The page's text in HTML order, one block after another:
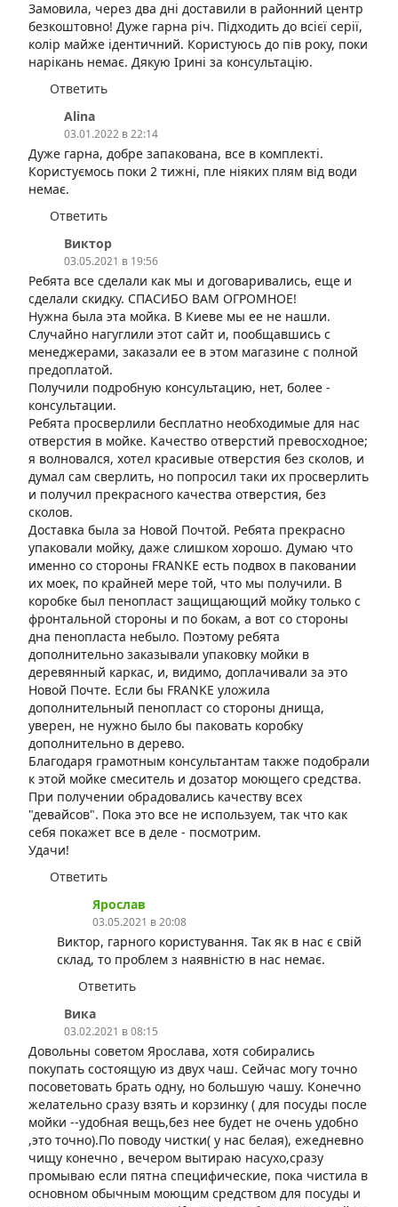
Замовила, через два дні доставили в районний центр
безкоштовно! Дуже гарна річ. Підходить до всієї серії,
колір майже ідентичний. Користуюсь до пів року, поки
нарікань немає. Дякую Ірині за консультацію.
Ответить
Alina
03.01.2022 в 22:14
Дуже гарна, добре запакована, все в комплекті.
Користуємось поки 2 тижні, пле ніяких плям від води
немає.
Ответить
Виктор
03.05.2021 в 19:56
Ребята все сделали как мы и договаривались, еще и
сделали скидку. СПАСИБО ВАМ ОГРОМНОЕ!
Нужна была эта мойка. В Киеве мы ее не нашли.
Случайно нагуглили этот сайт и, пообщавшись с
менеджерами, заказали ее в этом магазине с полной
предоплатой.
Получили подробную консультацию, нет, более -
консультации.
Ребята просверлили бесплатно необходимые для нас
отверстия в мойке. Качество отверстий превосходное;
я волновался, хотел красивые отверстия без сколов, и
думал сам сверлить, но попросил таки их просверлить
и получил прекрасного качества отверстия, без
сколов.
Доставка была за Новой Почтой. Ребята прекрасно
упаковали мойку, даже слишком хорошо. Думаю что
именно со стороны FRANKE есть подвох в паковании
их моек, по крайней мере той, что мы получили. В
коробке был пенопласт защищающий мойку только с
фронтальной стороны и по бокам, а вот со стороны
дна пенопласта небыло. Поэтому ребята
дополнительно заказывали упаковку мойки в
деревянный каркас, и, видимо, доплачивали за это
Новой Почте. Если бы FRANKE уложила
дополнительный пенопласт со стороны днища,
уверен, не нужно было бы паковать коробку
дополнительно в дерево.
Благодаря грамотным консультантам также подобрали
к этой мойке смеситель и дозатор моющего средства.
При получении обрадовались качеству всех
"девайсов". Пока это все не используем, так что как
себя покажет все в деле - посмотрим.
Удачи!
Ответить
Ярослав
03.05.2021 в 20:08
Виктор, гарного користування. Так як в нас є свій
склад, то проблем з наявністю в нас немає.
Ответить
Вика
03.02.2021 в 08:15
Довольны советом Ярослава, хотя собирались
покупать состоящую из двух чаш. Сейчас могу точно
посоветовать брать одну, но большую чашу. Конечно
желательно сразу взять и корзинку ( для посуды после
мойки --удобная вещь,без нее будет не очень удобно
,это точно).По поводу чистки( у нас белая), ежедневно
чищу конечно , вечером вытираю насухо,сразу
промываю если пятна специфические, пока чистила в
основном обычным моющим средством для посуды и